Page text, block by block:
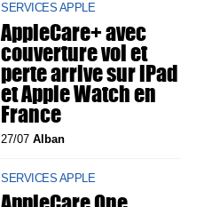
SERVICES APPLE
AppleCare+ avec
couverture vol et
perte arrive sur iPad
et Apple Watch en
France
27/07Alban
SERVICES APPLE